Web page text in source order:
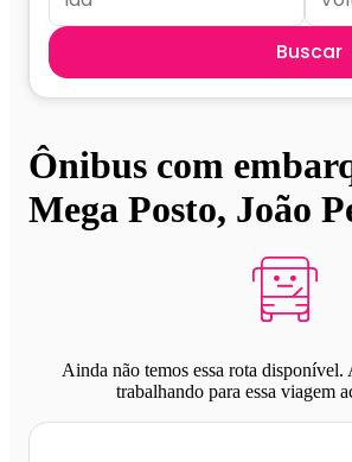
Buscar
Ônibus com
Mega Posto, João
Ainda não temos essa rota disponível.
trabalhando para essa viagem